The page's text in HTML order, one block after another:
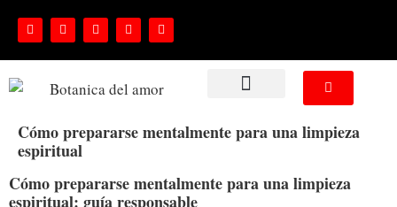
Cómo prepararse mentalmente para una limpieza
espiritual
Cómo prepararse mentalmente para una limpieza
espiritual: guía responsable